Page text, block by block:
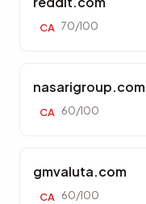
CA 70/100
nasarigroup.com
CA 60/100
gmvaluta.com
CA 60/100